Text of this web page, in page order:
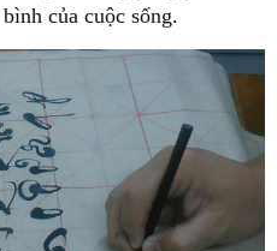
của cuộc sống.